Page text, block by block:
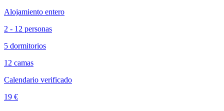
Alojamiento entero
2 - 12 personas
5 dormitorios
12 camas
Calendario verificado
19 €